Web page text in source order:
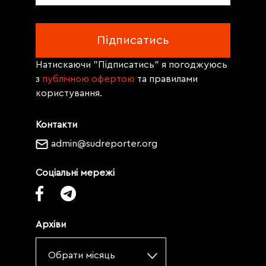
Контакти
admin@sudreporter.org
Соціальні мережі
Архіви
Обрати місяць
Натискаючи "Підписатись" я погоджуюсь
з публічною офертою та правилами
користування.